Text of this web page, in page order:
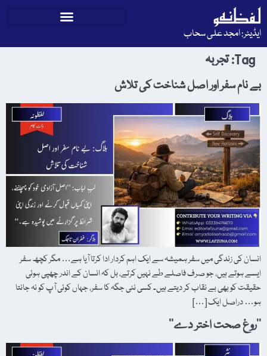
ایڈیٹر: امجد علی سحاب
Tag: تجربہ
بے نام سفر اور اصل شناخت کی تلاش
انسان کی زندگی میں سفر ہمیشہ سے ایک اہم کردار ادا کرتا آیا ہے… مگر کچھ سفر
ایسے ہوتے ہیں، جو صرف فاصلے طے نہیں کرتے، بل کہ انسان کے اندر چھپی ہوئی
حقیقت کو بھی بے نقاب کر دیتے ہیں۔ کسی نئی جگہ کا سفر، جہاں کوئی آپ کو نہ جانتا
ہو… دراصل ایک […]
’’روغ صحت اختر دے‘‘